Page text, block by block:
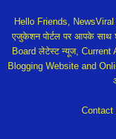
Hello Friends, NewsViral
एजुकेशन पोर्टल पर आपके साथ
Board लेटेस्ट न्यूज, Current
Blogging Website and
Contact